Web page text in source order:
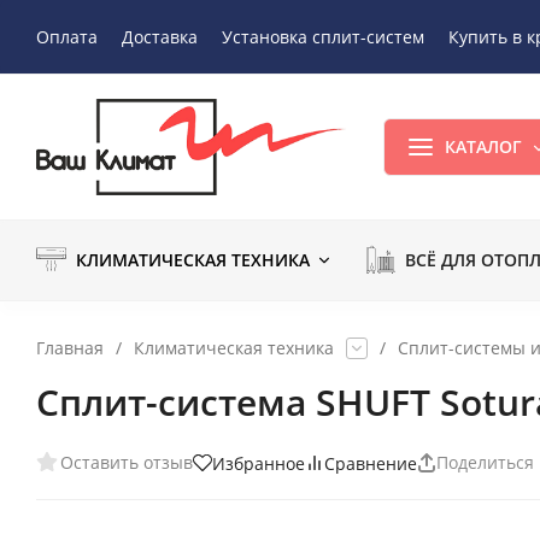
Оплата Доставка Установка сплит-систем Купить в
КАТАЛОГ
КЛИМАТИЧЕСКАЯ ТЕХНИКА ВСЁ ДЛЯ
Главная / Климатическая техника / Сплит-системы
Сплит-система SHUFT
Оставить отзыв Избранное Сравнение Поделиться